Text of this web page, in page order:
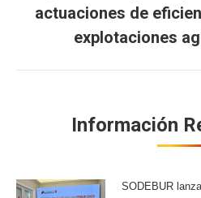
actuaciones de
explotaciones
Información
SODEBUR